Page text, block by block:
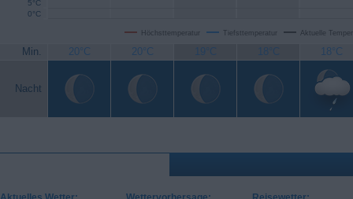
Höchsttemperatur Tiefsttemperatur Aktuelle
0°C
5°C
Min. 20°C 20°C 19°C 18°C 18°C
Nacht